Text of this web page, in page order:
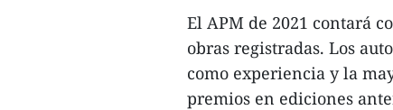
El APM de 2021 contará
obras registradas. Los
como experiencia y la
premios en ediciones